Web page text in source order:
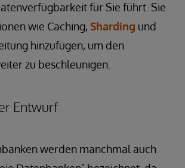
für Sie führt. Sie
wie Caching, Sharding und
hinzufügen, um den
zu beschleunigen.
Entwurf
werden manchmal auch